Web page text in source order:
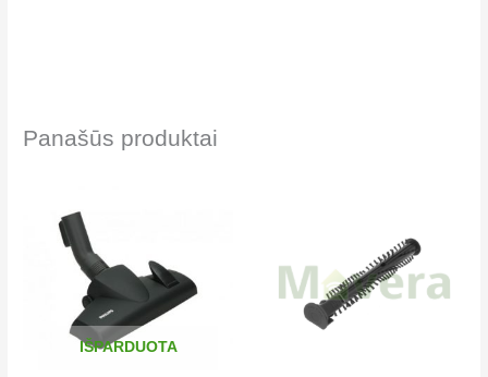
Panašūs produktai
IŠPARDUOTA